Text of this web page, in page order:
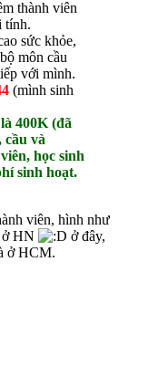
thành viên
tính.
sức khỏe,
môn cầu
với mình.
(mình sinh
400K (đã
cầu và
học sinh
sinh hoạt.
viên, hình như
ở HN
ở đây,
ở HCM.